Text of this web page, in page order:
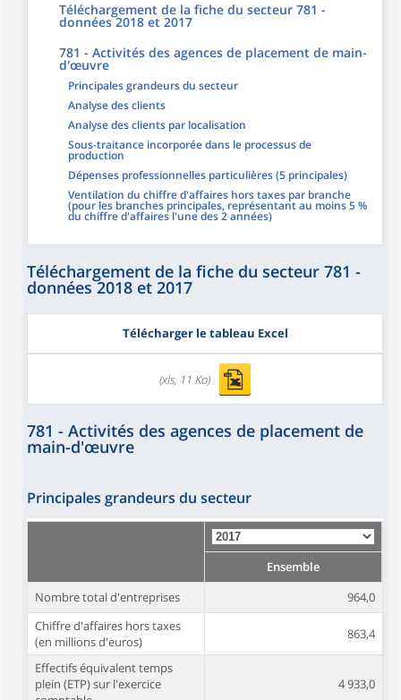
Téléchargement de la fiche du secteur 781 -
données 2018 et 2017
781 - Activités des agences de placement de main-
d'œuvre
Principales grandeurs du secteur
Analyse des clients
Analyse des clients par localisation
Sous-traitance incorporée dans le processus de
production
Dépenses professionnelles particulières (5 principales)
Ventilation du chiffre d'affaires hors taxes par branche
(pour les branches principales, représentant au moins 5 %
du chiffre d'affaires l'une des 2 années)
Téléchargement de la fiche du secteur 781 -
données 2018 et 2017
Télécharger le tableau Excel
(xls, 11 Ko)
781 - Activités des agences de placement de
main-d'œuvre
Principales grandeurs du secteur
Ensemble
Nombre total d'entreprises
964,0
Chiffre d'affaires hors taxes
(en millions d'euros)
863,4
Effectifs équivalent temps
plein (ETP) sur l'exercice
4 933,0